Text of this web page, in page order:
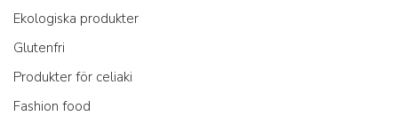
Ekologiska produkter
Glutenfri
Produkter för celiaki
Fashion food